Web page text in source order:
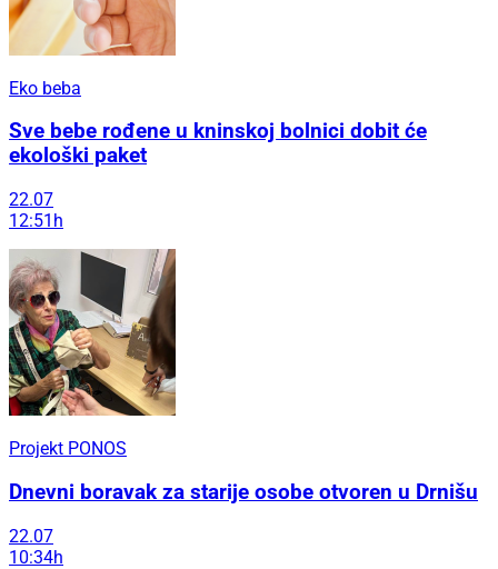
Eko beba
Sve bebe rođene u kninskoj bolnici dobit će
ekološki paket
22.07
12:51h
Projekt PONOS
Dnevni boravak za starije osobe otvoren u Drnišu
22.07
10:34h